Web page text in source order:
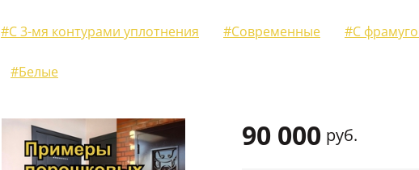
Для веранды и террасы (12)
Для кафе, баров и ресторанов
В магазин
#С 3-мя контурами уплотнения #Современные #С
#Белые
90 000 руб.